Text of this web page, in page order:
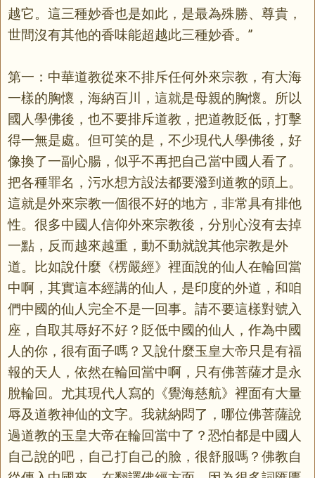
越它。這三種妙香也是如此，是最為殊勝、尊貴，
世間沒有其他的香味能超越此三種妙香。”
第一：中華道教從來不排斥任何外來宗教，有大海
一樣的胸懷，海納百川，這就是母親的胸懷。所以
國人學佛後，也不要排斥道教，把道教貶低，打擊
得一無是處。但可笑的是，不少現代人學佛後，好
像換了一副心腸，似乎不再把自己當中國人看了。
把各種罪名，污水想方設法都要潑到道教的頭上。
這就是外來宗教一個很不好的地方，非常具有排他
性。很多中國人信仰外來宗教後，分別心沒有去掉
一點，反而越來越重，動不動就說其他宗教是外
道。比如說什麼《楞嚴經》裡面說的仙人在輪回當
中啊，其實這本經講的仙人，是印度的外道，和咱
們中國的仙人完全不是一回事。請不要這樣對號入
座，自取其辱好不好？貶低中國的仙人，作為中國
人的你，很有面子嗎？又說什麼玉皇大帝只是有福
報的天人，依然在輪回當中啊，只有佛菩薩才是永
脫輪回。尤其現代人寫的《覺海慈航》裡面有大量
辱及道教神仙的文字。我就納悶了，哪位佛菩薩說
過道教的玉皇大帝在輪回當中了？恐怕都是中國人
自己說的吧，自己打自己的臉，很舒服嗎？佛教自